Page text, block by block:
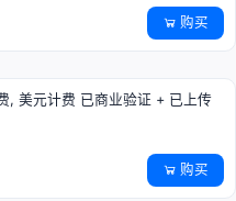
购买
, 美元计费 已商业验证 + 已上传
购买